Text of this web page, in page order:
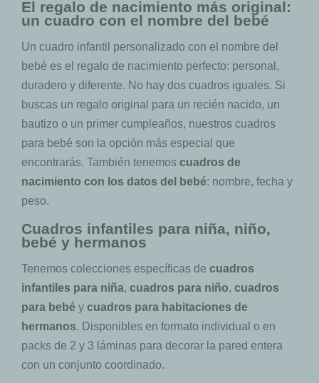
El regalo de nacimiento más original:
un cuadro con el nombre del bebé
Un cuadro infantil personalizado con el nombre del
bebé es el regalo de nacimiento perfecto: personal,
duradero y diferente. No hay dos cuadros iguales. Si
buscas un regalo original para un recién nacido, un
bautizo o un primer cumpleaños, nuestros cuadros
para bebé son la opción más especial que
encontrarás. También tenemos cuadros de
nacimiento con los datos del bebé: nombre, fecha y
peso.
Cuadros infantiles para niña, niño,
bebé y hermanos
Tenemos colecciones específicas de cuadros
infantiles para niña, cuadros para niño, cuadros
para bebé y cuadros para habitaciones de
hermanos. Disponibles en formato individual o en
packs de 2 y 3 láminas para decorar la pared entera
con un conjunto coordinado.